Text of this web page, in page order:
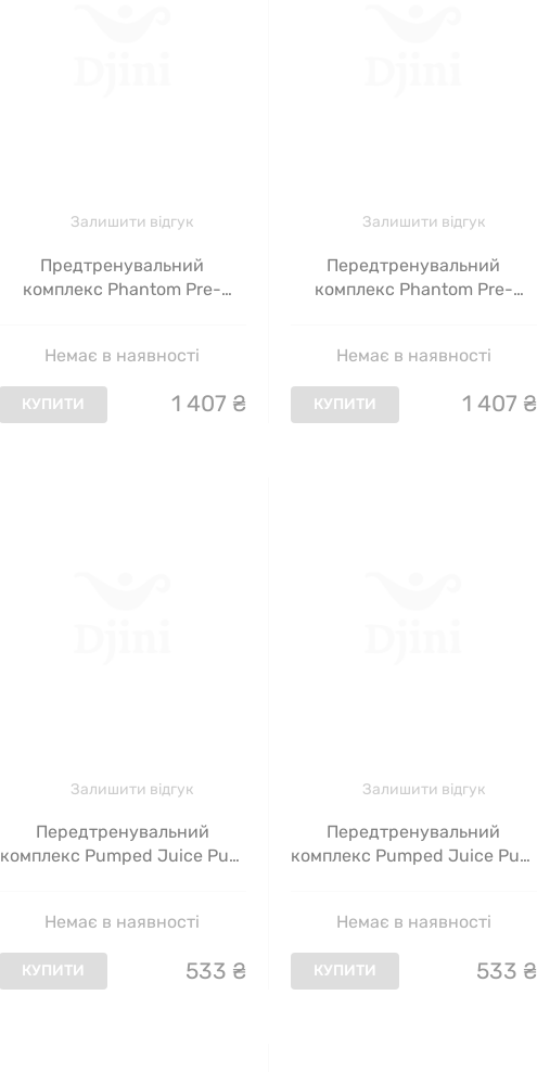
Залишити відгук
Предтренувальний
комплекс Phantom Pre-
Немає в наявності
КУПИТИ 1 407 ₴
Залишити відгук
Передтренувальний
комплекс Phantom Pre-
Немає в наявності
КУПИТИ 1 407 ₴
Залишити відгук
Передтренувальний
комплекс Pumped Juice Pure
Немає в наявності
КУПИТИ 533 ₴
Залишити відгук
Передтренувальний
комплекс Pumped Juice Pure
Немає в наявності
КУПИТИ 533 ₴